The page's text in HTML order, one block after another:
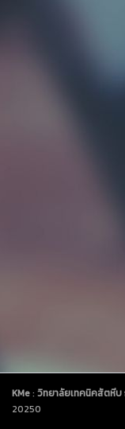
KMe: วิทยาลัยเทคนิคสัตหีบ
20250